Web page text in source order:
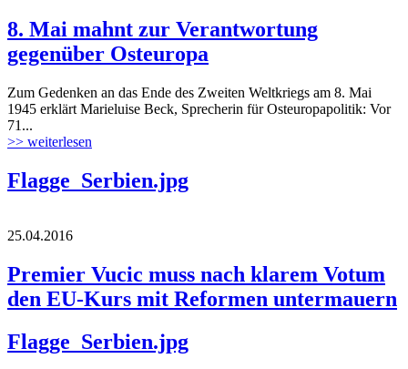
8. Mai mahnt zur Verantwortung
gegenüber Osteuropa
Zum Gedenken an das Ende des Zweiten Weltkriegs am 8. Mai
1945 erklärt Marieluise Beck, Sprecherin für Osteuropapolitik: Vor
71...
>> weiterlesen
Flagge_Serbien.jpg
25.04.2016
Premier Vucic muss nach klarem Votum
den EU-Kurs mit Reformen untermauern
Flagge_Serbien.jpg